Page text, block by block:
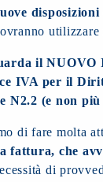
utilizzare
il NUOVO
IVA per il
N2.2 (e non
di fare molta
fattura, che
di